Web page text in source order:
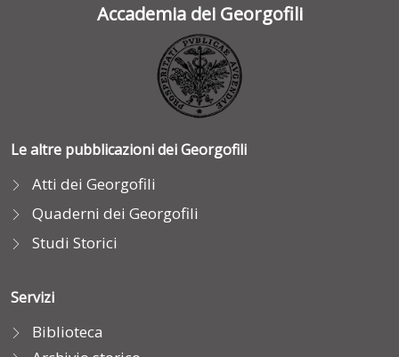
Accademia dei Georgofili
Le altre pubblicazioni dei Georgofili
Atti dei Georgofili
Quaderni dei Georgofili
Studi Storici
Servizi
Biblioteca